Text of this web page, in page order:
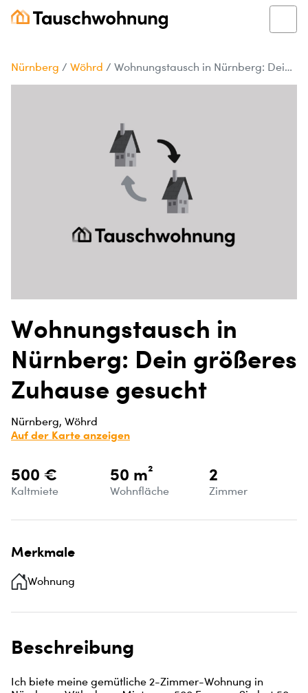
Nürnberg / Wöhrd / Wohnungstausch in Nürnberg: Dein größeres Zuhause gesucht
Wohnungstausch in
Nürnberg: Dein größeres
Zuhause gesucht
Nürnberg, Wöhrd
Auf der Karte anzeigen
500 €
Kaltmiete
50 m²
Wohnfläche
2
Zimmer
Merkmale
Wohnung
Beschreibung
Ich biete meine gemütliche 2-Zimmer-Wohnung in